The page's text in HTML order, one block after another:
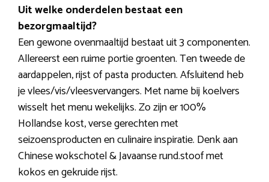
Uit welke onderdelen bestaat een
bezorgmaaltijd?
Een gewone ovenmaaltijd bestaat uit 3 componenten.
Allereerst een ruime portie groenten. Ten tweede de
aardappelen, rijst of pasta producten. Afsluitend heb
je vlees/vis/vleesvervangers. Met name bij koelvers
wisselt het menu wekelijks. Zo zijn er 100%
Hollandse kost, verse gerechten met
seizoensproducten en culinaire inspiratie. Denk aan
Chinese wokschotel & Javaanse rund.stoof met
kokos en gekruide rijst.